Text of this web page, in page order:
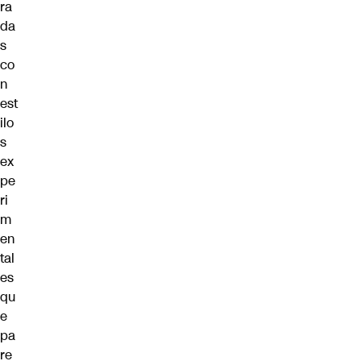
ra
da
s
co
n
est
ilo
s
ex
pe
ri
m
en
tal
es
qu
e
pa
re